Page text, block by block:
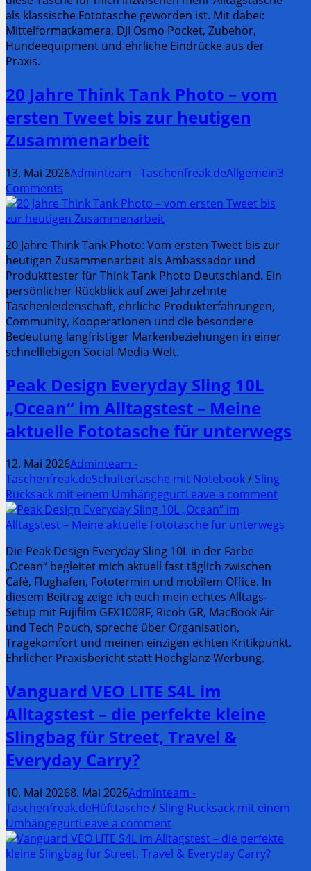
als klassische Fototasche geworden ist. Mit dabei:
Mittelformatkamera, DJI Osmo Pocket, Zubehör,
Hundeequipment und ehrliche Eindrücke aus der
Praxis.
20 Jahre Think Tank Photo – vom
ersten Tweet bis zur heutigen
Zusammenarbeit
13. Mai 2026Adminteam - Taschenfreak.deAllgemein3
Comments
20 Jahre Think Tank Photo: Vom ersten Tweet bis zur
heutigen Zusammenarbeit als Ambassador und
Produkttester für Think Tank Photo Deutschland. Ein
persönlicher Rückblick auf zwei Jahrzehnte
Taschenleidenschaft, ehrliche Produkterfahrungen,
Community, Kooperationen und die besondere
Bedeutung langfristiger Markenbeziehungen in einer
schnelllebigen Social-Media-Welt.
Peak Design Everyday Sling 10L
„Ocean“ im Alltagstest – Meine
aktuelle Fototasche für unterwegs
12. Mai 2026Adminteam -
Taschenfreak.deSchultertasche mit Notebook/ Sling
Rucksack mit einem UmhängegurtLeave a comment
Die Peak Design Everyday Sling 10L in der Farbe
„Ocean“ begleitet mich aktuell fast täglich zwischen
Café, Flughafen, Fototermin und mobilem Office. In
diesem Beitrag zeige ich euch mein echtes Alltags-
Setup mit Fujifilm GFX100RF, Ricoh GR, MacBook Air
und Tech Pouch, spreche über Organisation,
Tragekomfort und meinen einzigen echten Kritikpunkt.
Ehrlicher Praxisbericht statt Hochglanz-Werbung.
Vanguard VEO LITE S4L im
Alltagstest – die perfekte kleine
Slingbag für Street, Travel &
Everyday Carry?
10. Mai 20268. Mai 2026Adminteam -
Taschenfreak.deHüfttasche / Sling Rucksack mit einem
UmhängegurtLeave a comment